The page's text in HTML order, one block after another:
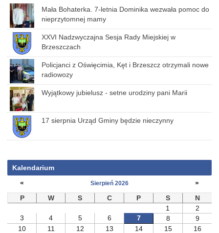
Mała Bohaterka. 7-letnia Dominika wezwała pomoc do
nieprzytomnej mamy
XXVI Nadzwyczajna Sesja Rady Miejskiej w
Brzeszczach
Policjanci z Oświęcimia, Kęt i Brzeszcz otrzymali nowe
radiowozy
Wyjątkowy jubielusz - setne urodziny pani Marii
17 sierpnia Urząd Gminy będzie nieczynny
Kalendarium
«
Sierpień 2026
»
P
W S C P S
N
1
2
3
4 5 6 7 8
9
10
11 12 13 14 15
16